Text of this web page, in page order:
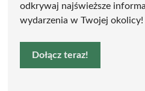
odkrywaj najświeższe
wydarzenia w Twojej okolicy!
Dołącz teraz!